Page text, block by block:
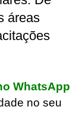
áreas
WhatsApp
no seu